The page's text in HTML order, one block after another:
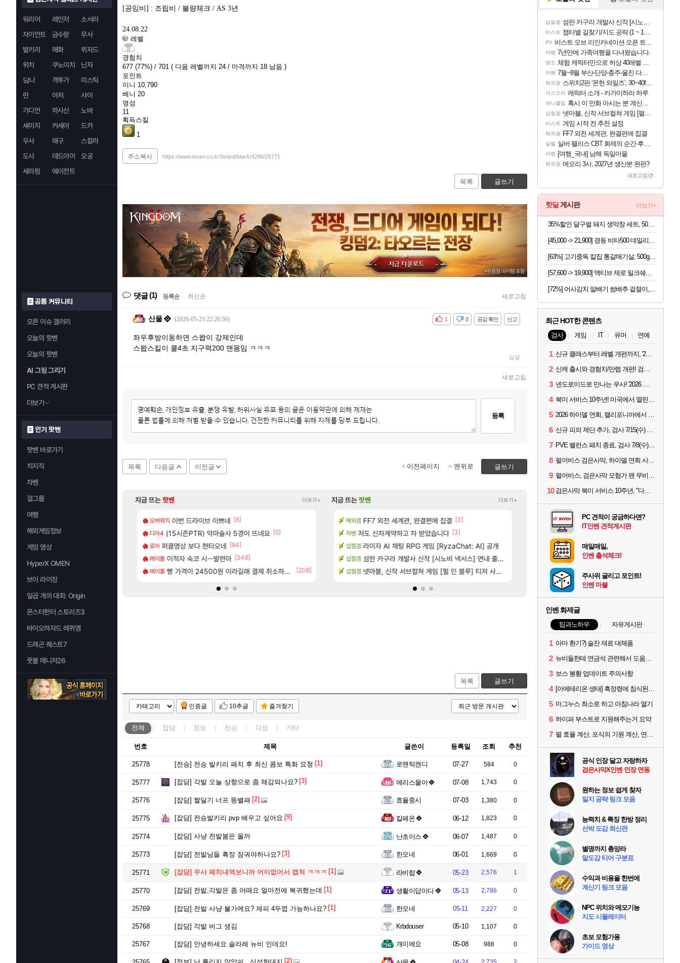
워리어 레인저
소서러
자이언트
금수랑
무사
발키리
매화
위자드
위치
쿠노이치
닌자
닼나
격투가
미스틱
란
아처
샤이
가디언
하사신
노바
세이지
커세어
드카
우사
매구
스칼라
도사
데드아이
오공
세라핌
에이전트
공통 커뮤니티
오픈 이슈 갤러리
오늘의 핫벤
오늘의 팟벤
AI 그림 그리기
PC 견적 게시판
더보기
인기 팟벤
팟벤 바로가기
치지직
차벤
걸그룹
여행
해외게임정보
게임 영상
HyperX OMEN
브이 라이징
일곱 개의 대죄: Origin
몬스터헌터 스토리즈3
바이오하자드 레퀴엠
드래곤 퀘스트7
풋볼 매니저26
[공임비] : 조립비 / 불량체크 / AS 3년
24.08.22
레벨
경험치
677 (77%) / 701 ( 다음 레벨까지 24 / 마격까지 18 남음 )
포인트
이니 10,790
베니 20
명성
11
획득스킬
1
주소복사 https://www.inven.co.kr/board/black/4286/25771
목록 글쓰기
댓글(1) 등록순 최신순 새로고침
산물 (2026-05-23 22:26:50) 신고
공감 확인
비공감 0
1
좌우후방이동하면 스왑이 강제인데
스왑스킬이 쿨4초 지구력200 맨몸임 ㅋㅋㅋ
답글
새로고침
등록
목록 다음글 이전글 글쓰기
이전페이지 맨위로
지금 뜨는핫벤 더보기+
의 주적은??
투력컷 [35]
이트메어 TOP 10 직업별 분포
오버워치 이번 드라이브 이쁘네 [6]
디아4 (15시즌PTR) 악마술사 5경이 뜨네요 [5]
로아 퍼클영상 보다 현타오네 [94]
메이플 이적자 숙코 시ㅡ발련아 [348]
메이플 빵 가격이 24500원 이라길래 결제 취소하고 나왔다 [208]
LoL 야동 투척하고 간다 [14]
디아4 Ssf 정의를 내려 버린 디시인 [6]
메이플 게이머라면 필수로 알아야 할 것 [117]
로아 100:8 보다 효율이 좋은 상향된 아제나 ㄷㄷ
[102]
메이플 빵값 문의 후기 [83]
우리 나라의 주적은?? [137]
벨가 하드 찐 투력컷
벨가르딘 나이트메어 TOP 10 직업별 분포
챌린저#77777 저격했습니다!
벨가르딘 맛본 시점 민심 췤
지금 뜨는팟벤 더보기+
길찾기/지도 공략 (1 ~ 12장)
만화 | 야간 보초는 너무 힘들어
2판 ‘몬헌 와일즈’, 30~40fps 목표 추정
여행 7년만에 가족여행을 다녀왔습니다.
아스오라 「에린」 컨셉 포스터 공개
비스트 쿠를 먼저 보내서 기습하는 법
비스트 비스트 오브 리인카네이션 정보/공략글 모음
리싱크드 리싱크드 1.06 패치노트 (8/5)
해외겜 FF7 외전 세계관, 완결편에 집결 [3]
차벤 저도 신차계약하고 차 받았습니다 [3]
섭컬겜 라이자 AI 채팅 RPG 게임 [RyzaChat: AI] 공개
섭컬겜 섬란 카구라 개발사 신작 [시노비 넥서스] 연내 출시 예정
섭컬겜 넷마블, 신작 서브컬쳐 게임 [펄 인 블루] 티저 사이트 오픈
챕터별 길찾기/지도 공략 (1 ~ 12장)
아주프로 4컷 만화 | 야간 보초는 너무 힘들어
스위치2판 ‘몬헌 와일즈’, 30~40fps 목표 추
리밋제로 테스트 때는 로비에 온라인 기능이 있는데
비스트 오브 리인카네이션 오픈 트레일러
목록 글쓰기
인증글 10추글 즐겨찾기
전체 잡담 정보 전승 각성 기타
번호 제목 글쓴이 등록일 조회 추천
25778 [전승] 전승 발키리 패치 후 최신 콤보 특화 요청 [1] 로맨틱캔디 07-27 584 0
25777 [잡담] 각발 오늘 상향으로 좀 체감되나요? [3] 에리스물아 07-08 1,743 0
25776 [잡담] 짤딜기 너프 똥밸패 [2] 효율중시 07-03 1,380 0
25775 [잡담] 전승발키리 pvp 배우고 싶어요 [9] 칼페온 06-12 1,823 0
25774 [잡담] 사냥 전발붐은 올까 난초이스 06-07 1,487 0
25773 [잡담] 전발님들 흑정 잠궈야하나요? [3] 한모네 06-01 1,669 0
25771 [잡담] 우사 패치내역보니까 어이없어서 캡쳐 ㅋㅋㅋ [1] 라비랍 05-23 2,576 1
25770 [잡담] 전발,각발은 좀 어때요 얼마전에 복귀했는데 [1] 생활이답이다 05-13 2,786 0
25769 [잡담] 전발 사냥 불가에요? 제피 4두껍 가능하나요? [1] 한모네 05-11 2,227 0
25768 [잡담] 각발 버그 생김 Krbdouser 05-10 1,107 0
25767 [잡담] 안녕하세요 솔라레 뉴비 인데요! 개미에요 05-08 988 0
[2]
섭컬겜 섬란 카구라 개발사 신작 [시노비 넥서스] 연내 출시 예정
비스트 챕터별 길찾기/지도 공략 (1 ~ 12장)
PV 비스트 오브 리인카네이션 오픈 트레일러
여행 7년만에 가족여행을 다녀왔습니다.
명조 체험 캐릭터만으로 허상 40레벨 하이와티아 5분 컷!｜에이메스·린네·모니에 명함
여행 7월~8월 부산-단양-충주-울진 다녀왔어요~
해외겜 스위치2판 ‘몬헌 와일즈’, 30~40fps 목표 추정
아스오라 캐릭터 소개 - 카가미하라 하루
애니클립 혹시 이 만화 아시는 분 계신가요
섭컬겜 넷마블, 신작 서브컬쳐 게임 [펄 인 블루] 티저 사이트 오픈
비스트 게임 시작 전 추천 설정
해외겜 FF7 외전 세계관, 완결편에 집결
실팰 실버 팰리스 CBT 화제의 순간·후기 모음
여행 [여행_국내] 남해 독일마을
해외겜 메모리 3사, 2027년 생산분 완판?
새로고침
핫딜 게시판 더보기+
35%할인 달구벌 돼지 생막창 세트, 500g, 2봉
[63%] 고기중독 칼집 통갈매기살, 500g, 2팩
[72%] 어사김치 알배기 쌈배추 겉절이, 2kg, 1개
최근 HOT한 콘텐츠
검사 게임 IT 유머 연예
1 신규 클래스부터 레벨 개편까지, '2026 검은사막 하이델 연회' 총정리
2 신캐 출시와 경험치/만렙 개편! 검사 2026 하이델 연회 모아보기
3 넨도로이드로 만나는 우사! '2026 하이델 연회' 막바지 깜짝 공개
4 북미 서비스 10주년! 미국에서 열린 '검은사막 하이델 연회'
5 2026 하이델 연회, 캘리포니아에서 개최
6 신규 피의 제단 추가, 검사 7/15(수) 패치 핵심 정리
7 PVE 밸런스 패치 종료, 검사 7/8(수) 패치 핵심 정리
8 펄어비스 검은사막, 하이델 연회 사전 이벤트 시작
9 펄어비스, 검은사막 모험가 팬 무비 '마디걸스' 글로벌 상영회 개최
10 검은사막 북미 서비스 10주년, "다음 10년도 우리만의 액션으로"
PC 견적이 궁금하다면?
IT인벤 견적게시판
매일매일,
인벤 출석체크!
주사위 굴리고 포인트!
인벤 마블
인벤 화제글
팁과노하우 자유게시판
1 아마 환기?) 술잔 재료 대체품
2 뉴비들한테 연금석 관련해서 도움이 될까해서..(벨의심장 등)
3 보스 봉황 업데이트 주의사항
4 [아에테리온 생태] 흑정령에 침식된 검사/용병
5 마그누스 최소로 하고 아침나라 열기
6 하이퍼 부스트로 지원해주는거 요약
7 펄 효율 계산, 포식의 기원 계산, 연금석 계산 사이트 공유
공식 인장 달고 자랑하자
검은사막X인벤 인장 연동
원하는 정보 쉽게 찾자
일지 공략 링크 모음
능력치 & 특징 한방 정리
선박 도감 최신판
별명까지 총망라
말도감 티어 구분표
수익과 비용을 한번에
계산기 링크 모음
NPC 위치와 메모기능
지도 시뮬레이터
초보 모험가용
가이드 영상